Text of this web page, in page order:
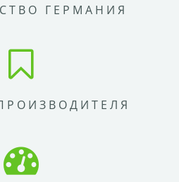
ГЕРМАНИЯ